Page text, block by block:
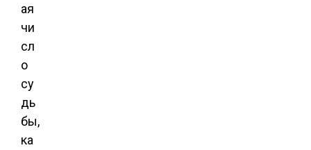
ая
чи
сл
о
су
дь
бы,
ка